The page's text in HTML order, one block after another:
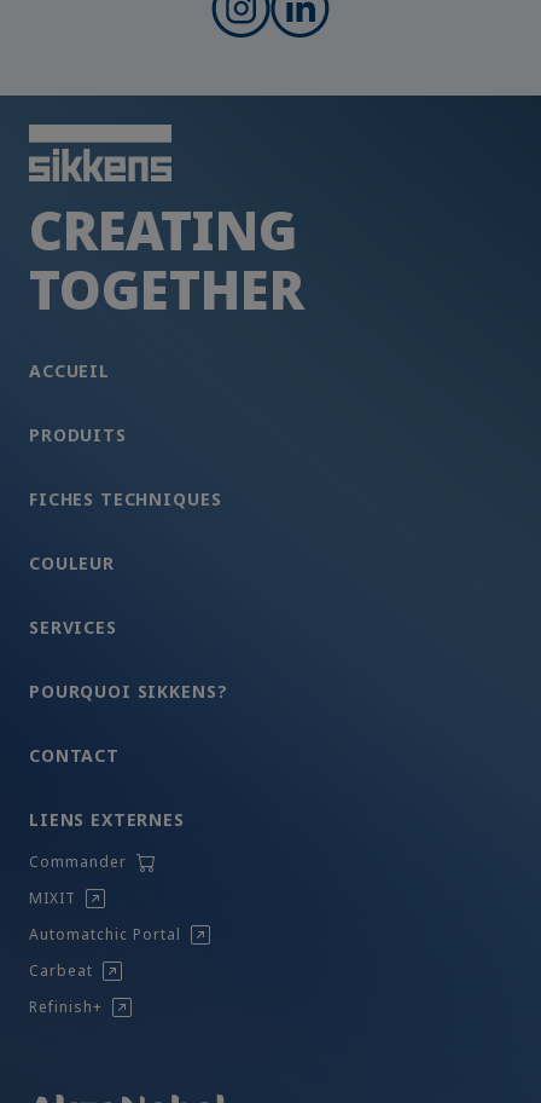
CREATING
TOGETHER
ACCUEIL
PRODUITS
FICHES TECHNIQUES
COULEUR
SERVICES
POURQUOI SIKKENS?
CONTACT
LIENS EXTERNES
Commander
MIXIT
Automatchic Portal
Carbeat
Refinish+